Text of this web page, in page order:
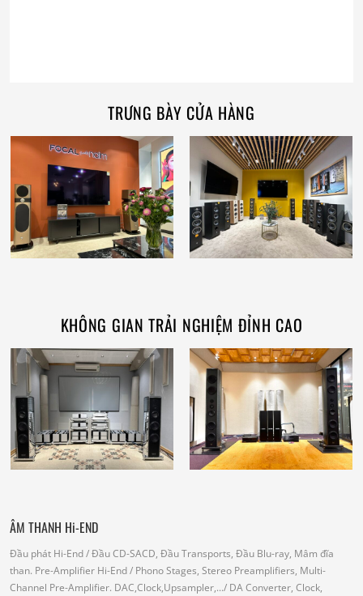
TRƯNG BÀY CỬA HÀNG
KHÔNG GIAN TRẢI NGHIỆM ĐỈNH CAO
ÂM THANH Hi-END
Đầu phát Hi-End/ Đầu CD-SACD, Đầu Transports, Đầu Blu-ray, Mâm đĩa
than. Pre-Amplifier Hi-End/ Phono Stages, Stereo Preamplifiers, Multi-
Channel Pre-Amplifier. DAC,Clock,Upsampler,.../ DA Converter, Clock,